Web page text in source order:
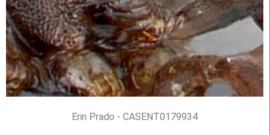
Erin Prado - CASENT0179934